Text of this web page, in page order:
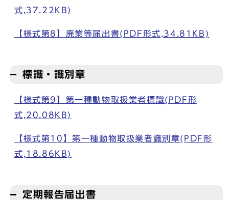
式,37.22KB)
【様式第8】廃業等届出書(PDF形式,34.81KB)
標識・識別章
【様式第9】第一種動物取扱業者標識(PDF形
式,20.08KB)
【様式第10】第一種動物取扱業者識別章(PDF形
式,18.86KB)
定期報告届出書